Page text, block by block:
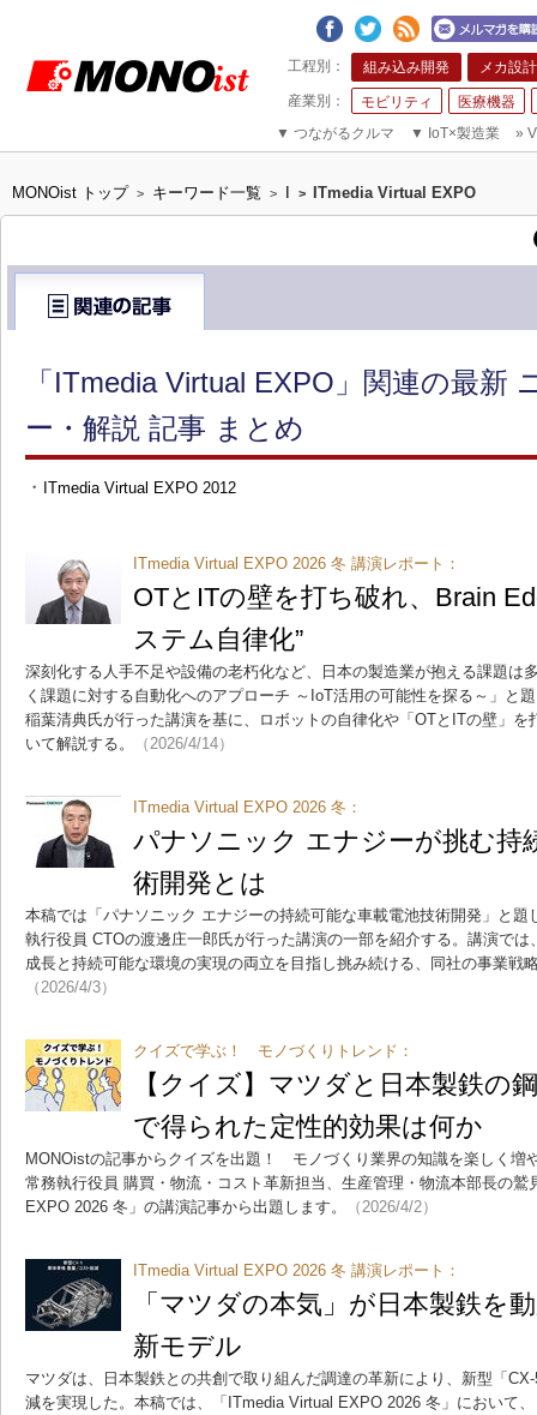
組み込み開発 メカ設計
モビリティ
医療機器
▼ つながるクルマ ▼ IoT×製造業 »
MONOist トップ > キーワード一覧 > > ITmedia Virtual EXPO
「ITmedia Virtual EXPO」関連の最新
ー・解説 記事 まとめ
・ ITmedia Virtual EXPO 2012
ITmedia Virtual EXPO 2026 冬 講演レポート：
OTとITの壁を打ち破れ、Brain
ステム自律化”
深刻化する人手不足や設備の老朽化など、日本の製造業が抱える課題は
く課題に対する自動化へのアプローチ ～IoT活用の可能性を探る～」と
稲葉清典氏が行った講演を基に、ロボットの自律化や「OTとITの壁」
いて解説する。
（2026/4/14）
ITmedia Virtual EXPO 2026 冬：
パナソニック エナジーが挑む持
術開発とは
本稿では「パナソニック エナジーの持続可能な車載電池技術開発」と
執行役員 CTOの渡邊庄一郎氏が行った講演の一部を紹介する。講演で
成長と持続可能な環境の実現の両立を目指し挑み続ける、同社の事業戦
（2026/4/3）
クイズで学ぶ！ モノづくりトレンド：
【クイズ】マツダと日本製鉄の
で得られた定性的効果は何か
MONOistの記事からクイズを出題！ モノづくり業界の知識を楽しく増
常務執行役員 購買・物流・コスト革新担当、生産管理・物流本部長の
EXPO 2026 冬」の講演記事から出題します。
（2026/4/2）
ITmedia Virtual EXPO 2026 冬 講演レポート：
「マツダの本気」が日本製鉄を
新モデル
マツダは、日本製鉄との共創で取り組んだ調達の革新により、新型「
減を実現した。本稿では、「ITmedia Virtual EXPO 2026 冬」において